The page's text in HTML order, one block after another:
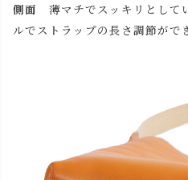
側面 薄マチでスッキリとして
ルでストラップの長さ調節がで